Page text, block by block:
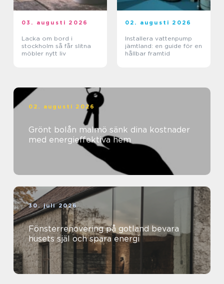
03. augusti 2026
Lacka om bord i
stockholm så får slitna
möbler nytt liv
02. augusti 2026
Installera vattenpump
jämtland: en guide för en
hållbar framtid
02. augusti 2026
Grönt bolån malmö sänk dina kostnader
med energieffektiva hem
30. juli 2026
Fönsterrenovering på gotland bevara
husets själ och spara energi